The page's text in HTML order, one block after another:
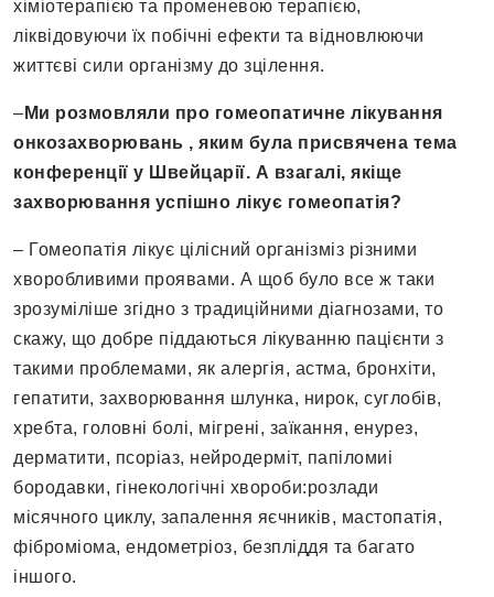
хіміотерапією та променевою терапією,
ліквідовуючи їх побічні ефекти та відновлюючи
життєві сили організму до зцілення.
– Ми розмовляли про гомеопатичне лікування
онкозахворювань , яким була присвячена тема
конференції у Швейцарії. А взагалі, якіще
захворювання успішно лікує гомеопатія?
– Гомеопатія лікує цілісний організміз різними
хворобливими проявами. А щоб було все ж таки
зрозуміліше згідно з традиційними діагнозами, то
скажу, що добре піддаються лікуванню пацієнти з
такими проблемами, як алергія, астма, бронхіти,
гепатити, захворювання шлунка, нирок, суглобів,
хребта, головні болі, мігрені, заїкання, енурез,
дерматити, псоріаз, нейродерміт, папіломиі
бородавки, гінекологічні хвороби:розлади
місячного циклу, запалення яєчників, мастопатія,
фіброміома, ендометріоз, безпліддя та багато
іншого.